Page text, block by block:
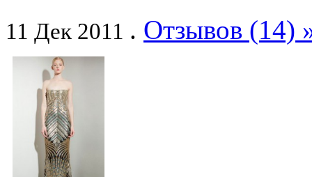
11 Дек 2011 . Отзывов (14)